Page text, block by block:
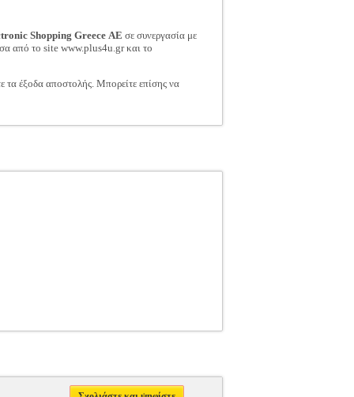
Shopping Greece ΑΕ σε συνεργασία με
από το site www.plus4u.gr και το
τα έξοδα αποστολής. Μπορείτε επίσης να